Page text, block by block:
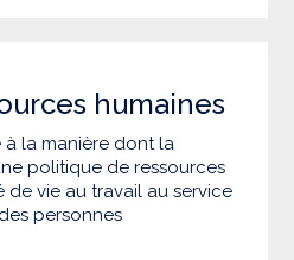
humaines
à la manière dont la
politique de ressources
de vie au travail au service
personnes